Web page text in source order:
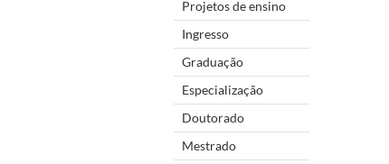
Projetos de ensino
Ingresso
Graduação
Especialização
Doutorado
Mestrado